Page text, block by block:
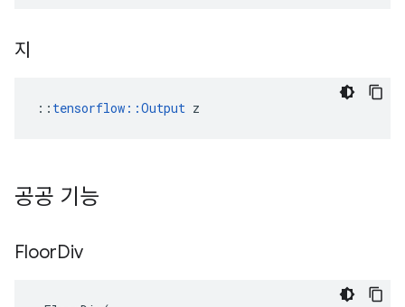
지
:: tensorflow::Output z
공공 기능
FloorDiv